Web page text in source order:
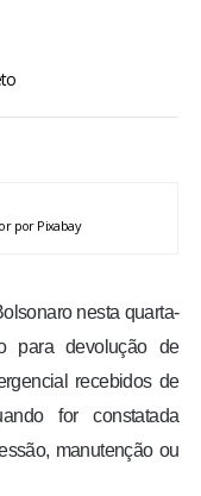
por Pixabay
nesta quarta-
para devolução de
recebidos de
for constatada
manutenção ou